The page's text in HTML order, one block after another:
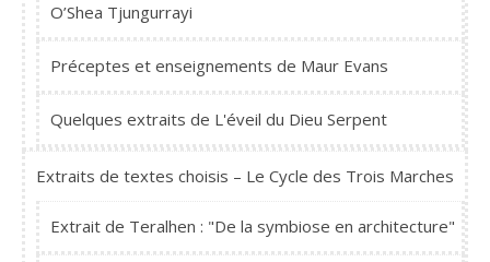
O’Shea Tjungurrayi
Préceptes et enseignements de Maur Evans
Quelques extraits de L'éveil du Dieu Serpent
Extraits de textes choisis – Le Cycle des Trois Marches
Extrait de Teralhen : "De la symbiose en architecture"